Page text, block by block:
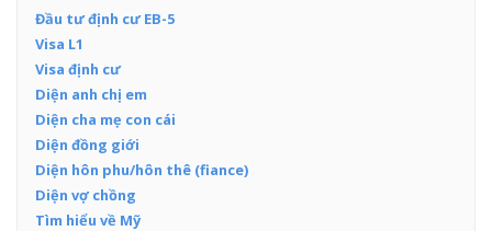
Đầu tư định cư EB-5
Visa L1
Visa định cư
Diện anh chị em
Diện cha mẹ con cái
Diện đồng giới
Diện hôn phu/hôn thê (fiance)
Diện vợ chồng
Tìm hiểu về Mỹ